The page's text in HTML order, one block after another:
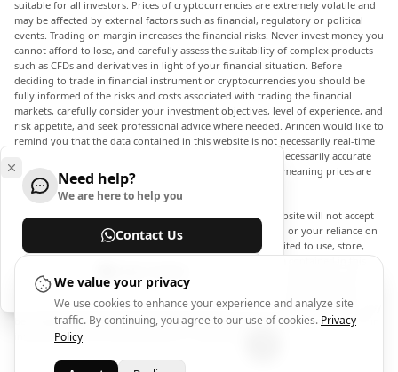
suitable for all investors. Prices of cryptocurrencies are extremely volatile and
may be affected by external factors such as financial, regulatory or political
events. Trading on margin increases the financial risks. Never invest money you
cannot afford to lose, and carefully assess the suitability of complex products
such as CFDs and derivatives in light of your financial situation. Before
deciding to trade in financial instrument or cryptocurrencies you should be
fully informed of the risks and costs associated with trading the financial
markets, carefully consider your investment objectives, level of experience, and
risk appetite, and seek professional advice where needed. Arincen would like to
remind you that the data contained in this website is not necessarily real-time
nor accurate. The data and prices on the website are not necessarily accurate
and may differ from the actual price at any given market, meaning prices are
indicative and not appropriate for trading purposes.
Arincen and any provider of the data contained in this website will not accept
liability for any loss or damage as a result of your trading, or your reliance on
the information contained within this website. It is prohibited to use, store,
reproduce, display, modify, transmit or distribute the data contained in this
website without the explicit prior written permission of Arincen and/or the
data provider. All intellectual property rights are reserved by the providers
and/or the exchange providing the data contained in this website. Arincen may
be compensated by the advertisers that appear on the website, based on your
interaction with the advertisements or advertisers.
Need help?
We are here to help you
Contact Us
We value your privacy
We use cookies to enhance your experience and analyze site
traffic. By continuing, you agree to our use of cookies. Privacy
Policy